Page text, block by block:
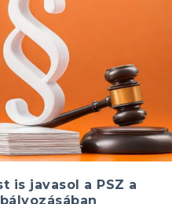
is javasol a PSZ a